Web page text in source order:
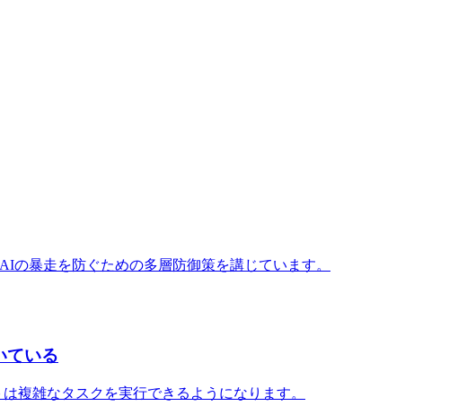
の暴走を防ぐための多層防御策を講じています。
ている
複雑なタスクを実行できるようになります。